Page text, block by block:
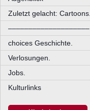
Zuletzt gelacht: Cartoons.
––––––––––––––––––––
choices Geschichte.
Verlosungen.
Jobs.
Kulturlinks